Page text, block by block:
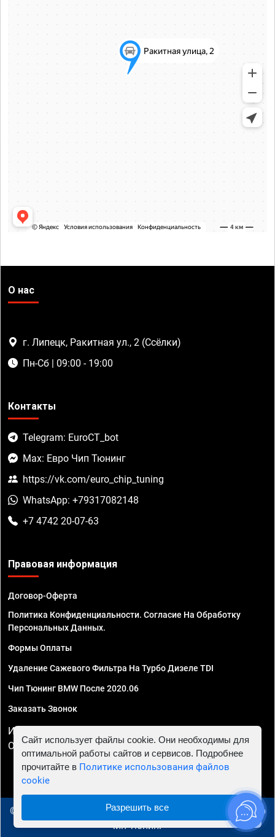
О нас
г. Липецк, Ракитная ул., 2 (Ссёлки)
Пн-Сб | 09:00 - 19:00
Контакты
Telegram: EuroCT_bot
Max: Евро Чип Тюнинг
https://vk.com/euro_chip_tuning
WhatsApp: +79317082148
+7 4742 20-07-63
Правовая информация
Договор-Оферта
Политика Конфиденциальности. Согласие На Обработку
Персональных Данных.
Формы Оплаты
Удаление Сажевого Фильтра На Турбо Дизеле TDI
Чип Тюнинг BMW После 2020.06
Заказать Звонок
ИП Смирнов Георгий Павлович. ИНН 781302555843,
ОГРНИП 324470400032610
© 2010 - 2026 Чип тюнинг в Липецке - Автосервис "Евро
Чип Тюнинг"
Сайт использует файлы cookie. Они необходимы для
оптимальной работы сайтов и сервисов. Подробнее
прочитайте в Политике использования файлов
cookie
Разрешить все